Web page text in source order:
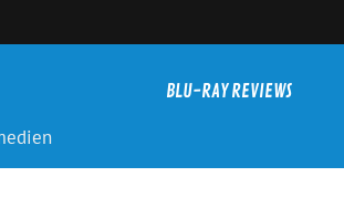
BLU-RAY REVIEWS